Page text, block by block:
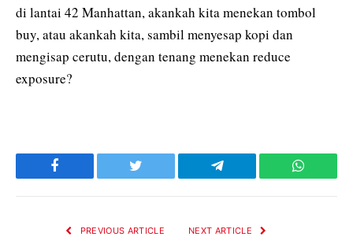
di lantai 42 Manhattan, akankah kita menekan tombol
buy, atau akankah kita, sambil menyesap kopi dan
mengisap cerutu, dengan tenang menekan reduce
exposure?
Facebook Twitter Telegram
PREVIOUS ARTICLE NEXT ARTICLE